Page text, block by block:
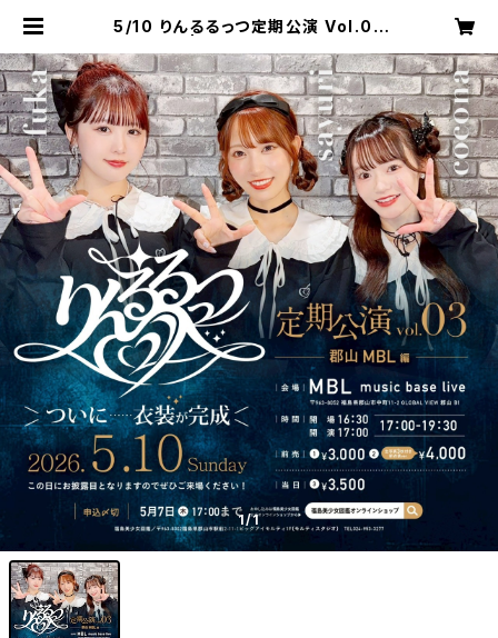
5/10 りんるるっつ定期公演 Vol.03
ンショップ
1/1